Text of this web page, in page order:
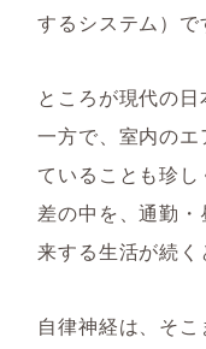
するシステム）で
ところが現代の
一方で、室内の
ていることも珍
差の中を、通勤
来する生活が続く
自律神経は、そ